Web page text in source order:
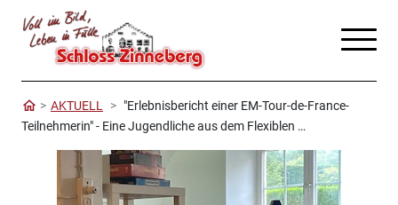
AKTUELL
"Erlebnisbericht einer EM-Tour-de-France-
Teilnehmerin" - Eine Jugendliche aus dem Flexiblen …